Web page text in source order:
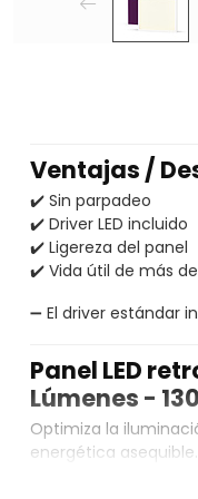
Ventajas /
✔️ Sin parpadeo
✔️ Driver LED incluido
✔️ Ligereza del panel
✔️ Vida útil de más de
➖ El driver estándar
Panel LED
Lúmenes -
Optimiza la
energética
fácilmente en un